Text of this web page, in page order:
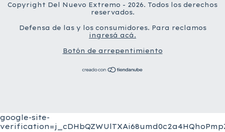
Copyright Del Nuevo Extremo - 2026. Todos los derechos
reservados.
Defensa de las y los consumidores. Para reclamos
ingresá acá.
Botón de arrepentimiento
google-site-